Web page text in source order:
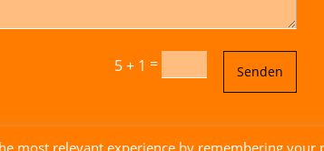
5 + 1 = Senden
most relevant experience by remembering your